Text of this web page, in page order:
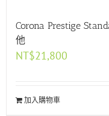
Corona Prestige
他
NT$21,800
加入購物車